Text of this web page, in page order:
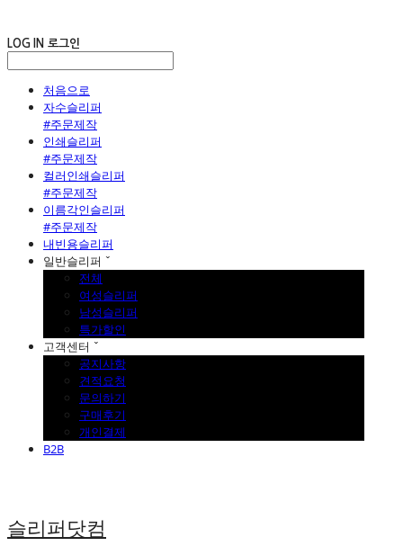
LOG IN 로그인
처음으로
자수슬리퍼
#주문제작
인쇄슬리퍼
#주문제작
컬러인쇄슬리퍼
#주문제작
이름각인슬리퍼
#주문제작
내빈용슬리퍼
일반슬리퍼 ˇ
전체
여성슬리퍼
남성슬리퍼
특가할인
고객센터 ˇ
공지사항
견적요청
문의하기
구매후기
개인결제
B2B
슬리퍼닷컴